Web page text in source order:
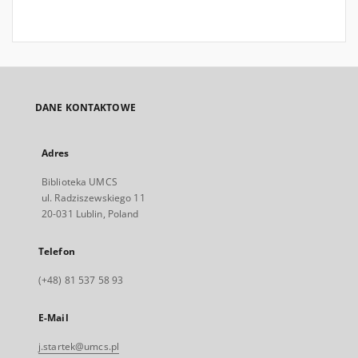
DANE KONTAKTOWE
Adres
Biblioteka UMCS
ul. Radziszewskiego 11
20-031 Lublin, Poland
Telefon
(+48) 81 537 58 93
E-Mail
j.startek@umcs.pl